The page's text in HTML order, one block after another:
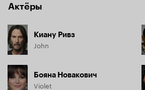
Актёры
Киану Ривз
John
Бояна Новакович
Violet